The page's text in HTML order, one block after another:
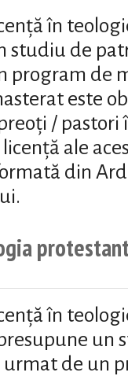
în
studiu de
program de
este
/ pastori
ale
din
în
un
de un